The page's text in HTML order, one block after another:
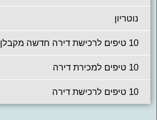
נוטריון
10 טיפים לרכישת דירה חדשה מקבלן
10 טיפים למכירת דירה
10 טיפים לרכישת דירה